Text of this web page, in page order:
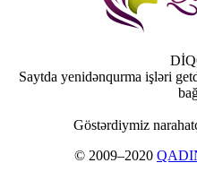
Saytda yenidənqurma işləri
Göstərdiymiz
© 2009–2020